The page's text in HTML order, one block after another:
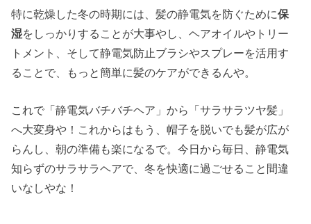
特に乾燥した冬の時期には、髪の静電気を防ぐために保
湿をしっかりすることが大事やし、ヘアオイルやトリー
トメント、そして静電気防止ブラシやスプレーを活用す
ることで、もっと簡単に髪のケアができるんや。
これで「静電気バチバチヘア」から「サラサラツヤ髪」
へ大変身や！これからはもう、帽子を脱いでも髪が広が
らんし、朝の準備も楽になるで。今日から毎日、静電気
知らずのサラサラヘアで、冬を快適に過ごせること間違
いなしやな！